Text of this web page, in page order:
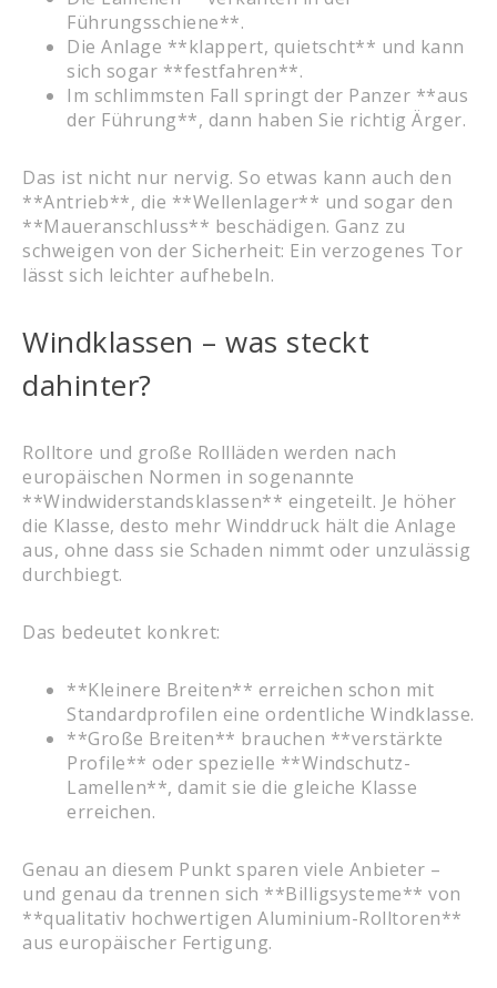
Führungsschiene**.
Die Anlage **klappert, quietscht** und kann
sich sogar **festfahren**.
Im schlimmsten Fall springt der Panzer **aus
der Führung**, dann haben Sie richtig Ärger.
Das ist nicht nur nervig. So etwas kann auch den
**Antrieb**, die **Wellenlager** und sogar den
**Maueranschluss** beschädigen. Ganz zu
schweigen von der Sicherheit: Ein verzogenes Tor
lässt sich leichter aufhebeln.
Windklassen – was steckt
dahinter?
Rolltore und große Rollläden werden nach
europäischen Normen in sogenannte
**Windwiderstandsklassen** eingeteilt. Je höher
die Klasse, desto mehr Winddruck hält die Anlage
aus, ohne dass sie Schaden nimmt oder unzulässig
durchbiegt.
Das bedeutet konkret:
**Kleinere Breiten** erreichen schon mit
Standardprofilen eine ordentliche Windklasse.
**Große Breiten** brauchen **verstärkte
Profile** oder spezielle **Windschutz-
Lamellen**, damit sie die gleiche Klasse
erreichen.
Genau an diesem Punkt sparen viele Anbieter –
und genau da trennen sich **Billigsysteme** von
**qualitativ hochwertigen Aluminium-Rolltoren**
aus europäischer Fertigung.